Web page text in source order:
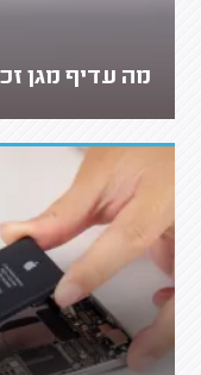
מה עדיף מגן